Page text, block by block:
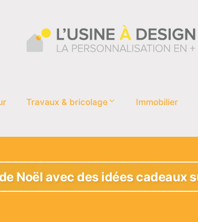
Travaux & bricolage Immobilier
Noël avec des idées cadeaux